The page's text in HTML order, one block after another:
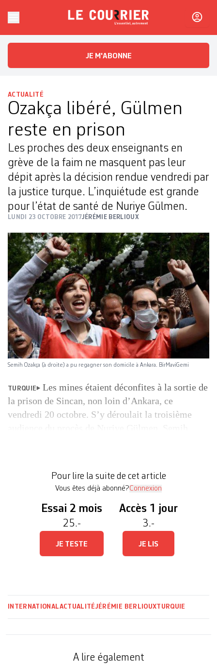
Le CourrierL'essentiel, autrement
JE M'ABONNE
ACTUALITÉ
Ozakça libéré, Gülmen
reste en prison
Les proches des deux enseignants en
grève de la faim ne masquent pas leur
dépit après la décision rendue vendredi par
la justice turque. L’inquiétude est grande
pour l’état de santé de Nuriye Gülmen.
LUNDI 23 OCTOBRE 2017JÉRÉMIE BERLIOUX
Semih Ozakça (à droite) a pu regagner son domicile à Ankara. BirMaviGemi
TURQUIE
Les mines étaient déconfites à la sortie de
la prison de Sincan, non loin d’Ankara, ce
vendredi 20 octobre. S’y déroulait la troisième
propagande. Le juge a décidé de […]
Pour lire la suite de cet article
Vous êtes déjà abonné?Connexion
Essai 2 mois
25.-
JE TESTE
Accès 1 jour
3.-
JE LIS
INTERNATIONALACTUALITÉJÉRÉMIE BERLIOUXTURQUIE
A lire également